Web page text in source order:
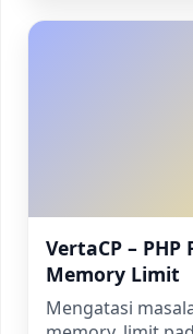
VertaCP –
Memory Limit
Mengatasi